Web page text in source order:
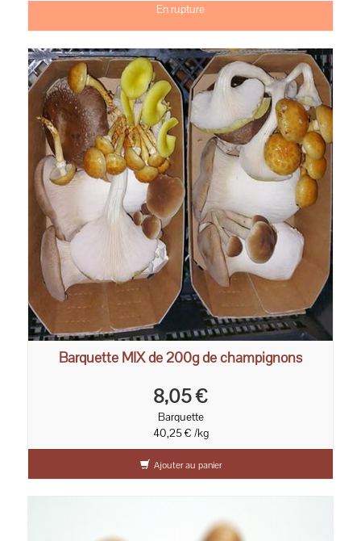
En rupture
Barquette MIX de 200g de champignons
8,05 €
Barquette
40,25 € /kg
Ajouter au panier